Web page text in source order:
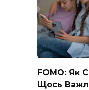
FOMO: Як
Щось